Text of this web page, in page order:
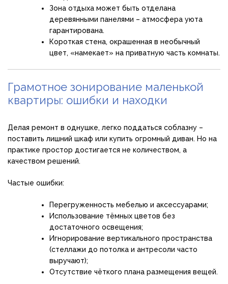
Зона отдыха может быть отделана
деревянными панелями – атмосфера уюта
гарантирована.
Короткая стена, окрашенная в необычный
цвет, «намекает» на приватную часть комнаты.
Грамотное зонирование маленькой
квартиры: ошибки и находки
Делая ремонт в однушке, легко поддаться соблазну –
поставить лишний шкаф или купить огромный диван. Но на
практике простор достигается не количеством, а
качеством решений.
Частые ошибки:
Перегруженность мебелью и аксессуарами;
Использование тёмных цветов без
достаточного освещения;
Игнорирование вертикального пространства
(стеллажи до потолка и антресоли часто
выручают);
Отсутствие чёткого плана размещения вещей.